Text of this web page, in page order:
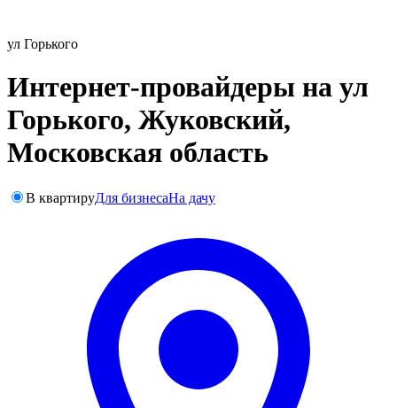
ул Горького
Интернет-провайдеры на ул
Горького, Жуковский,
Московская область
В квартируДля бизнесаНа дачу